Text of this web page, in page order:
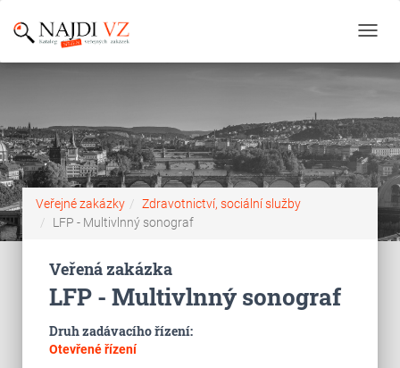
Veřejné zakázky
Zdravotnictví, sociální služby
LFP - Multivlnný sonograf
Veřená zakázka
LFP - Multivlnný sonograf
Druh zadávacího řízení:
Otevřené řízení